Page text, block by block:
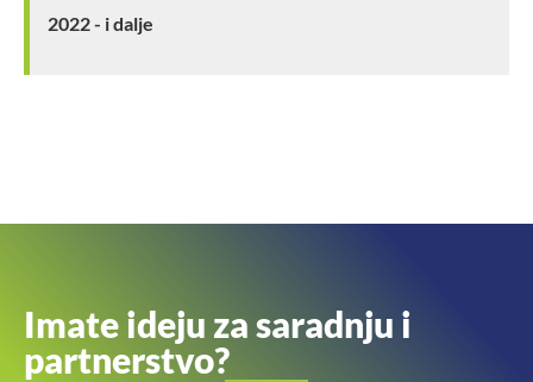
2022 - i dalje
Imate ideju za saradnju i
partnerstvo?